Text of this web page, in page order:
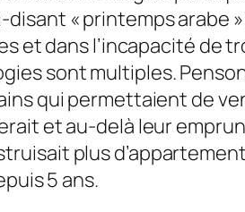
« printemps arabe
et dans l’incapacité de
sont multiples.
qui permettaient de
et au-delà leur
plus
5 ans.